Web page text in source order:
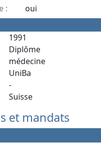
:
oui
1991
Diplôme
médecine
UniBa
-
Suisse
et mandats